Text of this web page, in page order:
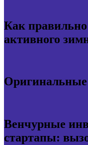
Как правильно
активного
Венчурные
стартапы: